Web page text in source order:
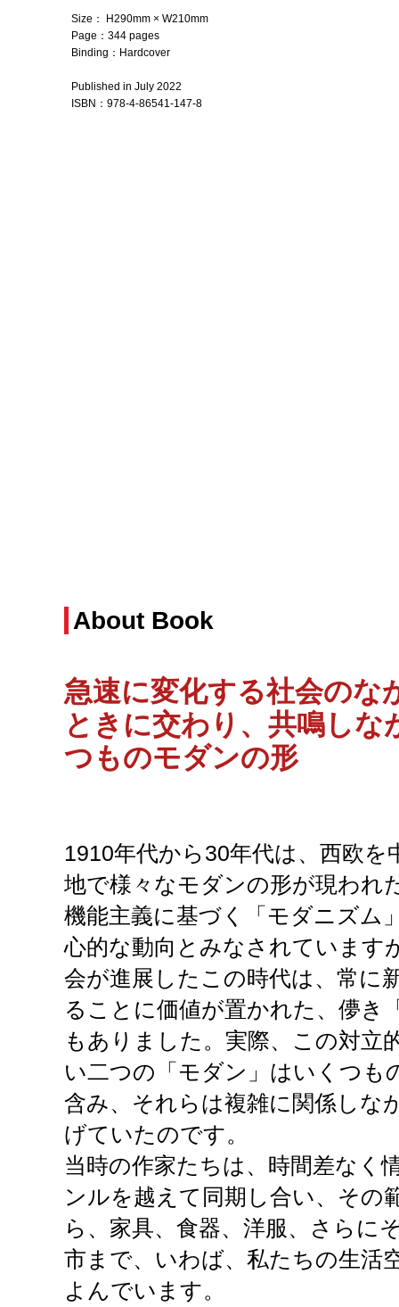
Size： H290mm × W210mm
Page：344 pages
Binding：Hardcover
Published in July 2022
ISBN ： 978-4-86541-147-8
About Book
急速に変化する社会のな
ときに交わり、共鳴しな
つものモダンの形
1910年代から30年代は、西欧を
地で様々なモダンの形が現われ
機能主義に基づく「モダニズム
心的な動向とみなされています
会が進展したこの時代は、常に
ることに価値が置かれた、儚き
もありました。実際、この対立
い二つの「モダン」はいくつも
含み、それらは複雑に関係しな
げていたのです。
当時の作家たちは、時間差なく
ンルを越えて同期し合い、その
ら、家具、食器、洋服、さらに
市まで、いわば、私たちの生活
よんでいます。